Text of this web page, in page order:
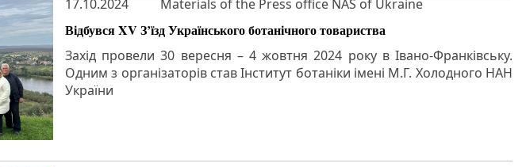
17.10.2024 Materials of the Press office NAS of Ukraine
Відбувся XV З’їзд Українського ботанічного товариства
Захід провели 30 вересня – 4 жовтня 2024 року в Івано-Франківську.
Одним з організаторів став Інститут ботаніки імені М.Г. Холодного НАН
України